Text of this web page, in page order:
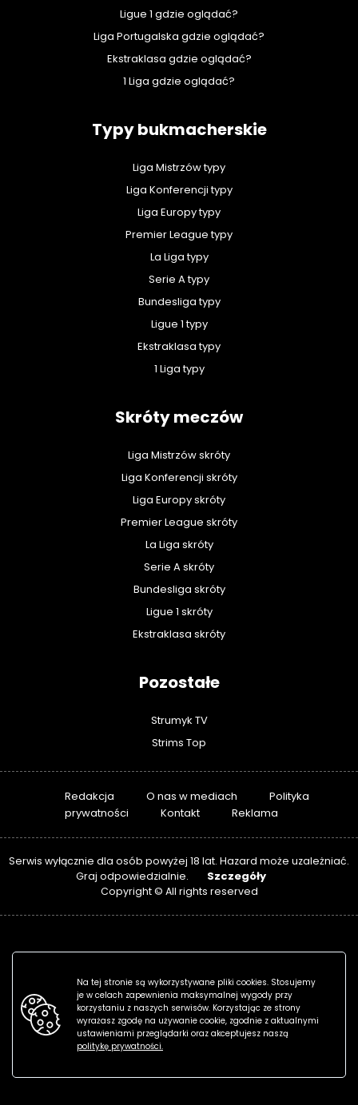
Ligue 1 gdzie oglądać?
Liga Portugalska gdzie oglądać?
Ekstraklasa gdzie oglądać?
1 Liga gdzie oglądać?
Typy bukmacherskie
Liga Mistrzów typy
Liga Konferencji typy
Liga Europy typy
Premier League typy
La Liga typy
Serie A typy
Bundesliga typy
Ligue 1 typy
Ekstraklasa typy
1 Liga typy
Skróty meczów
Liga Mistrzów skróty
Liga Konferencji skróty
Liga Europy skróty
Premier League skróty
La Liga skróty
Serie A skróty
Bundesliga skróty
Ligue 1 skróty
Ekstraklasa skróty
Pozostałe
Strumyk TV
Strims Top
Redakcja O nas w mediach
Polityka
prywatności
Kontakt Reklama
Serwis wyłącznie dla osób powyżej 18 lat. Hazard może uzależniać.
Graj odpowiedzialnie.
Szczegóły
Copyright © All rights reserved
Na tej stronie są wykorzystywane pliki cookies. Stosujemy
je w celach zapewnienia maksymalnej wygody przy
korzystaniu z naszych serwisów. Korzystając ze strony
wyrażasz zgodę na używanie cookie, zgodnie z aktualnymi
ustawieniami przeglądarki oraz akceptujesz naszą
politykę prywatności.